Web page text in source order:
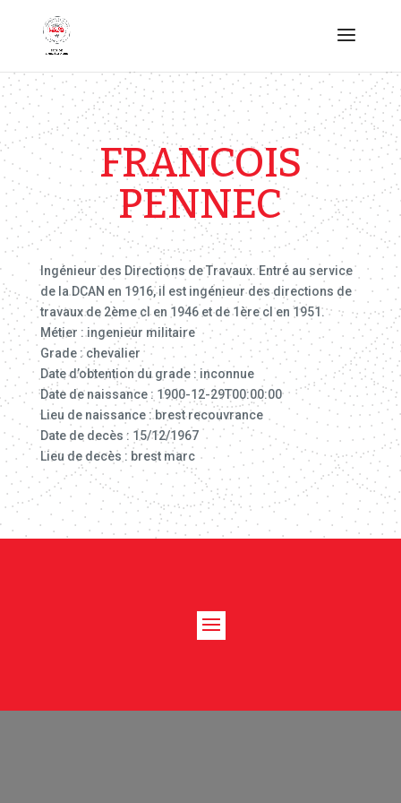
FRANCOIS
PENNEC
Ingénieur des Directions de Travaux. Entré au service
de la DCAN en 1916, il est ingénieur des directions de
travaux de 2ème cl en 1946 et de 1ère cl en 1951.
Métier : ingenieur militaire
Grade : chevalier
Date d’obtention du grade : inconnue
Date de naissance : 1900-12-29T00:00:00
Lieu de naissance : brest recouvrance
Date de decès : 15/12/1967
Lieu de decès : brest marc